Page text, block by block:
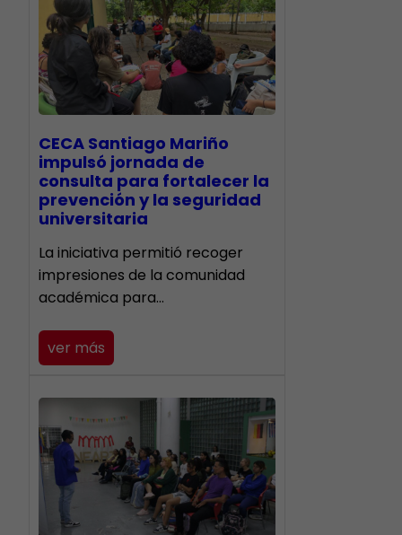
CECA Santiago Mariño
impulsó jornada de
consulta para fortalecer la
prevención y la seguridad
universitaria
La iniciativa permitió recoger
impresiones de la comunidad
académica para…
ver más